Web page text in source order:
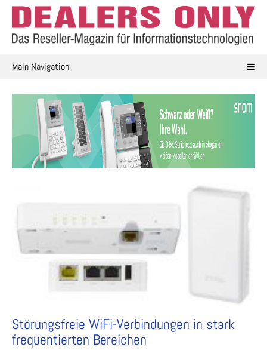
Skip
content
Main Navigation
Störungsfreie WiFi-Verbindungen in stark
frequentierten Bereichen